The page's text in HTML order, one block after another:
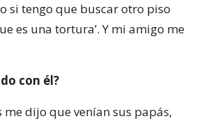
si tengo que buscar otro piso
es una tortura’. Y mi amigo me
con él?
me dijo que venían sus papás,